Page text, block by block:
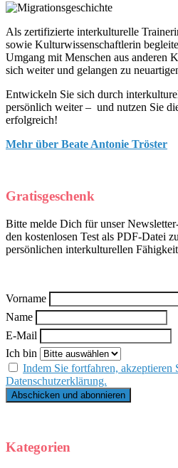
Als zertifizierte interkulturelle
sowie Kulturwissenschaftlerin
Umgang mit Menschen aus anderen
sich weiter und gelangen zu
Entwickeln Sie sich durch
persönlich weiter – und nutzen Sie
erfolgreich!
Mehr über Beate Antonie Tröster
Gratisgeschenk
Bitte melde Dich für unser
den kostenlosen Test als PDF-Datei
persönlichen interkulturellen
Vorname
Name
E-Mail
Ich bin
Indem Sie fortfahren, akzeptieren
Datenschutzerklärung.
Kategorien